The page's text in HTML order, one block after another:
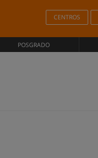
CENTROS
POSGRADO